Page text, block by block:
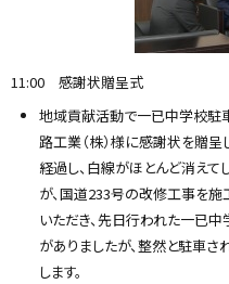
11:00 感謝状贈呈式
地域貢献活動で一已中学校駐
路工業（株）様に感謝状を贈
経過し、白線がほとんど消え
が、国道233号の改修工事を施
いただき、先日行われた一已
がありましたが、整然と駐車
します。